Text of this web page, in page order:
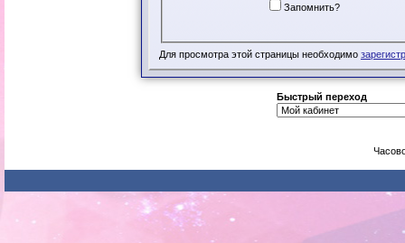
Запомнить?
Для просмотра этой страницы необходимо
Быстрый переход